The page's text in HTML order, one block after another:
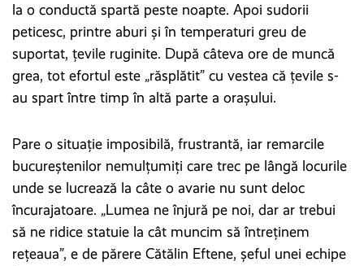
la o conductă spartă peste noapte. Apoi sudorii
peticesc, printre aburi și în temperaturi greu de
suportat, țevile ruginite. După câteva ore de muncă
grea, tot efortul este „răsplătit” cu vestea că țevile s-
au spart între timp în altă parte a orașului.
Pare o situație imposibilă, frustrantă, iar remarcile
bucureștenilor nemulțumiți care trec pe lângă locurile
unde se lucrează la câte o avarie nu sunt deloc
încurajatoare. „Lumea ne înjură pe noi, dar ar trebui
să ne ridice statuie la cât muncim să întreținem
rețeaua”, e de părere Cătălin Eftene, șeful unei echipe